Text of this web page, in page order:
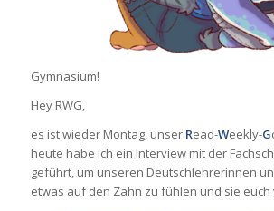
Gymnasium!
Hey RWG,
es ist wieder Montag, unser Read-Weekly-G
heute habe ich ein Interview mit der
geführt, um unseren Deutschlehrerinnen
etwas auf den Zahn zu fühlen und sie